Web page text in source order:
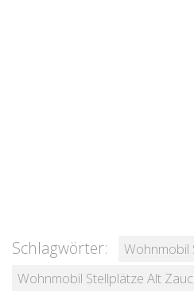
Schlagwörter:
Wohnmobil
Wohnmobil Stellplätze Alt